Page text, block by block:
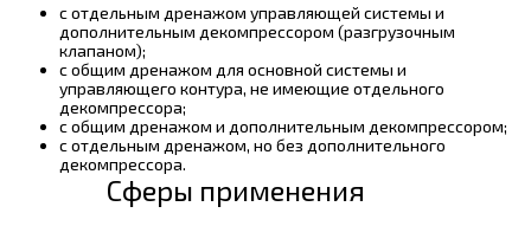
с отдельным дренажом управляющей системы и
дополнительным декомпрессором (разгрузочным
клапаном);
с общим дренажом для основной системы и
управляющего контура, не имеющие отдельного
декомпрессора;
с общим дренажом и дополнительным декомпрессором;
с отдельным дренажом, но без дополнительного
декомпрессора.
Сферы применения